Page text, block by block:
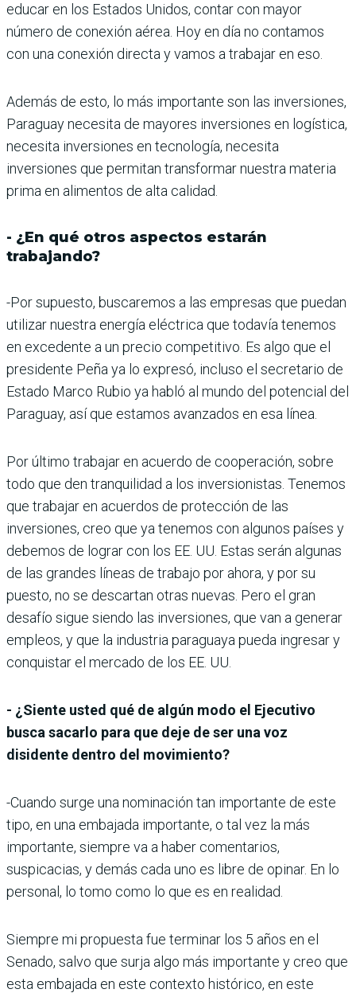
educar en los Estados Unidos, contar con mayor
número de conexión aérea. Hoy en día no contamos
con una conexión directa y vamos a trabajar en eso.
Además de esto, lo más importante son las inversiones,
Paraguay necesita de mayores inversiones en logística,
necesita inversiones en tecnología, necesita
inversiones que permitan transformar nuestra materia
prima en alimentos de alta calidad.
- ¿En qué otros aspectos estarán
trabajando?
-Por supuesto, buscaremos a las empresas que puedan
utilizar nuestra energía eléctrica que todavía tenemos
en excedente a un precio competitivo. Es algo que el
presidente Peña ya lo expresó, incluso el secretario de
Estado Marco Rubio ya habló al mundo del potencial del
Paraguay, así que estamos avanzados en esa línea.
Por último trabajar en acuerdo de cooperación, sobre
todo que den tranquilidad a los inversionistas. Tenemos
que trabajar en acuerdos de protección de las
inversiones, creo que ya tenemos con algunos países y
debemos de lograr con los EE. UU. Estas serán algunas
de las grandes líneas de trabajo por ahora, y por su
puesto, no se descartan otras nuevas. Pero el gran
desafío sigue siendo las inversiones, que van a generar
empleos, y que la industria paraguaya pueda ingresar y
conquistar el mercado de los EE. UU.
- ¿Siente usted qué de algún modo el Ejecutivo
busca sacarlo para que deje de ser una voz
disidente dentro del movimiento?
-Cuando surge una nominación tan importante de este
tipo, en una embajada importante, o tal vez la más
importante, siempre va a haber comentarios,
suspicacias, y demás cada uno es libre de opinar. En lo
personal, lo tomo como lo que es en realidad.
Siempre mi propuesta fue terminar los 5 años en el
Senado, salvo que surja algo más importante y creo que
esta embajada en este contexto histórico, en este